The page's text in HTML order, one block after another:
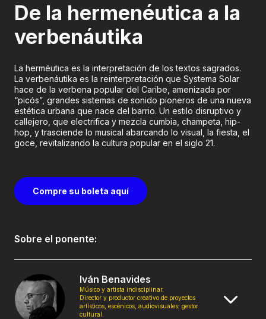
De la hermenéutica a la
verbenáutika
La herméutica es la interpretación de los textos sagrados.
La verbenáutika es la reinterpretación que Systema Solar
hace de la verbena popular del Caribe, amenizada por
“picós”, grandes sistemas de sonido pioneros de una nueva
estética urbana que nace del barrio. Un estilo disruptivo y
callejero, que electrifica y mezcla cumbia, champeta, hip-
hop, y trasciende lo musical abarcando lo visual, la fiesta, el
goce, revitalizando la cultura popular en el siglo 21.
Compre su boleta aquí
Sobre el ponente:
Iván Benavides
Músico y artista indisciplinar.
Director y productor creativo de proyectos
artísticos, escénicos, audiovisuales; gestor
cultural.